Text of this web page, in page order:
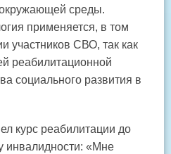
среды.
применяется, в том
участников СВО, так как
реабилитационной
социального развития в
курс реабилитации до
инвалидности: «Мне